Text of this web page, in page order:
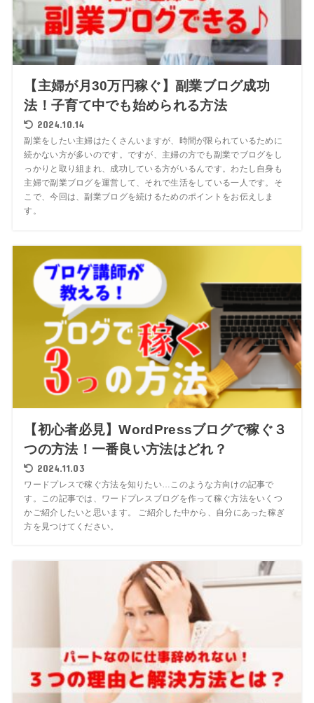
【主婦が月30万円稼ぐ】副業ブログ成功
法！子育て中でも始められる方法
2024.10.14
副業をしたい主婦はたくさんいますが、時間が限られているために
続かない方が多いのです。ですが、主婦の方でも副業でブログをし
っかりと取り組まれ、成功している方がいるんです。わたし自身も
主婦で副業ブログを運営して、それで生活をしている一人です。そ
こで、今回は、副業ブログを続けるためのポイントをお伝えしま
す。
【初心者必見】WordPressブログで稼ぐ３
つの方法！一番良い方法はどれ？
2024.11.03
ワードプレスで稼ぐ方法を知りたい…このような方向けの記事で
す。この記事では、ワードプレスブログを作って稼ぐ方法をいくつ
かご紹介したいと思います。 ご紹介した中から、自分にあった稼ぎ
方を見つけてください。